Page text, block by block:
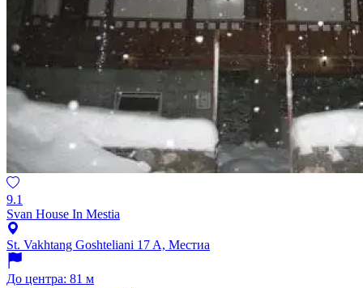
9.1
Svan House In Mestia
St. Vakhtang Goshteliani 17 A, Местиа
До центра: 81 м